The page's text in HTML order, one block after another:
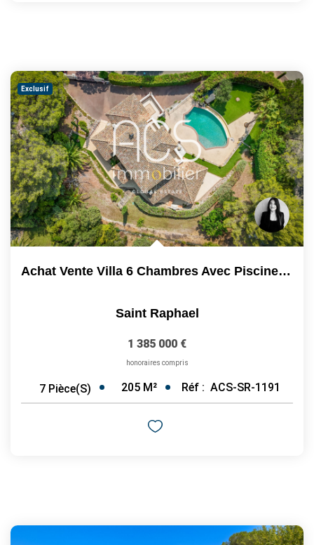
Exclusif
Achat Vente Villa 6 Chambres Avec Piscine À Débordement -...
Saint Raphael
1 385 000 €
honoraires compris
7 Pièce(s) 205 M² Réf : ACS-SR-1191